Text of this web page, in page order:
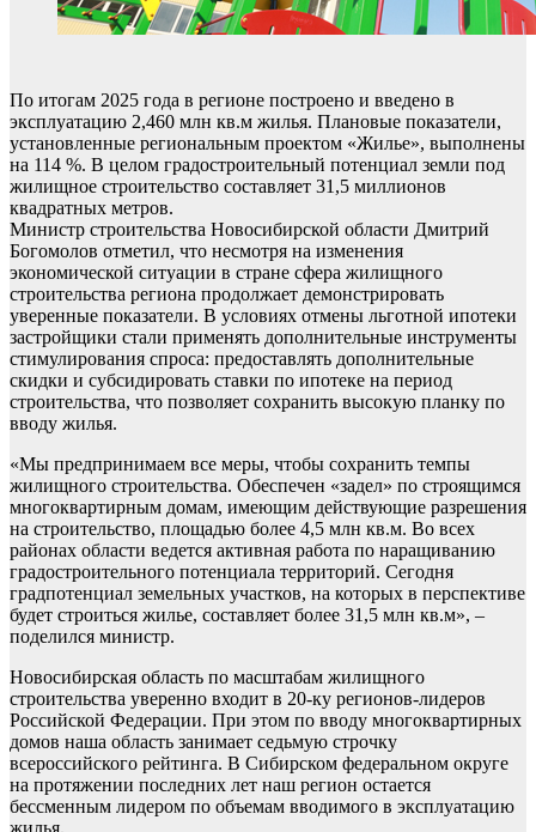
По итогам 2025 года в регионе построено и введено в
эксплуатацию 2,460 млн кв.м жилья. Плановые показатели,
установленные региональным проектом «Жилье», выполнены
на 114 %. В целом градостроительный потенциал земли под
жилищное строительство составляет 31,5 миллионов
квадратных метров.
Министр строительства Новосибирской области Дмитрий
Богомолов отметил, что несмотря на изменения
экономической ситуации в стране сфера жилищного
строительства региона продолжает демонстрировать
уверенные показатели. В условиях отмены льготной ипотеки
застройщики стали применять дополнительные инструменты
стимулирования спроса: предоставлять дополнительные
скидки и субсидировать ставки по ипотеке на период
строительства, что позволяет сохранить высокую планку по
вводу жилья.
«Мы предпринимаем все меры, чтобы сохранить темпы
жилищного строительства. Обеспечен «задел» по строящимся
многоквартирным домам, имеющим действующие разрешения
на строительство, площадью более 4,5 млн кв.м. Во всех
районах области ведется активная работа по наращиванию
градостроительного потенциала территорий. Сегодня
градпотенциал земельных участков, на которых в перспективе
будет строиться жилье, составляет более 31,5 млн кв.м», –
поделился министр.
Новосибирская область по масштабам жилищного
строительства уверенно входит в 20-ку регионов-лидеров
Российской Федерации. При этом по вводу многоквартирных
домов наша область занимает седьмую строчку
всероссийского рейтинга. В Сибирском федеральном округе
на протяжении последних лет наш регион остается
бессменным лидером по объемам вводимого в эксплуатацию
жилья.